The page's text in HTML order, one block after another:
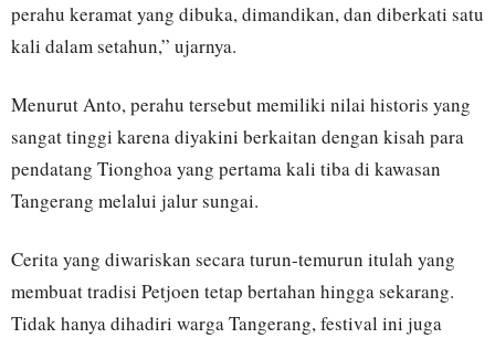
perahu keramat yang dibuka, dimandikan, dan diberkati satu
kali dalam setahun,” ujarnya.
Menurut Anto, perahu tersebut memiliki nilai historis yang
sangat tinggi karena diyakini berkaitan dengan kisah para
pendatang Tionghoa yang pertama kali tiba di kawasan
Tangerang melalui jalur sungai.
Cerita yang diwariskan secara turun-temurun itulah yang
membuat tradisi Petjoen tetap bertahan hingga sekarang.
Tidak hanya dihadiri warga Tangerang, festival ini juga